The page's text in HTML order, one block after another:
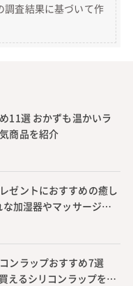
調査結果に基づいて作
11選 おかずも温かいラ
商品を紹介
ゼントにおすすめの癒し
加湿器やマッサージク
ンラップおすすめ7選
えるシリコンラップを紹